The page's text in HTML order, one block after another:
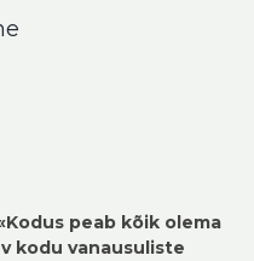
peab kõik olema
kodu vanausuliste